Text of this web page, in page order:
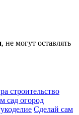
, не могут оставлять
строительство
сад огород
Сделай сам